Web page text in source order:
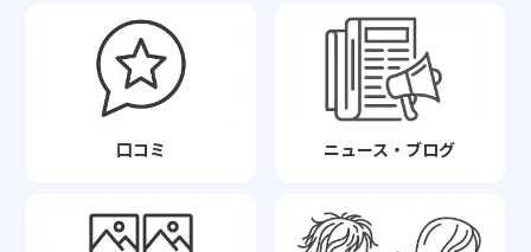
口コミ ニュース・ブログ